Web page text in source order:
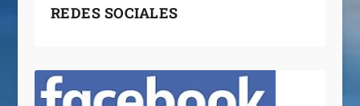
REDES SOCIALES